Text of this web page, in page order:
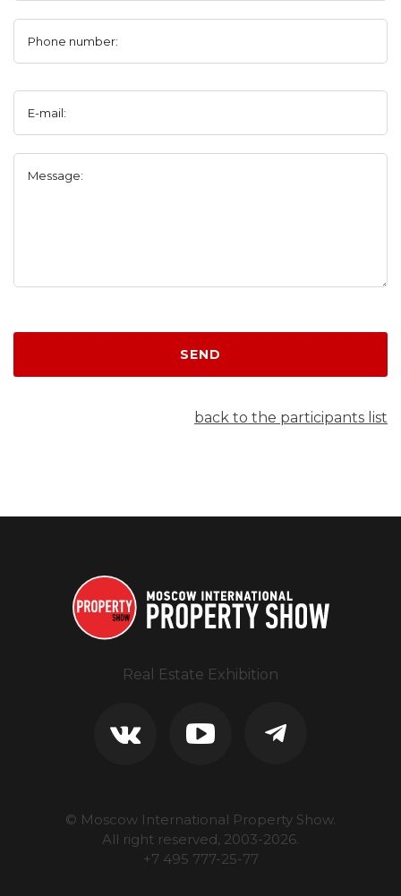
Phone number:
E-mail:
Message:
SEND
back to the participants list
Real Estate Exhibition
© Moscow International Property Show.
All right reserved, 2003-2026.
+7 495 777-25-77